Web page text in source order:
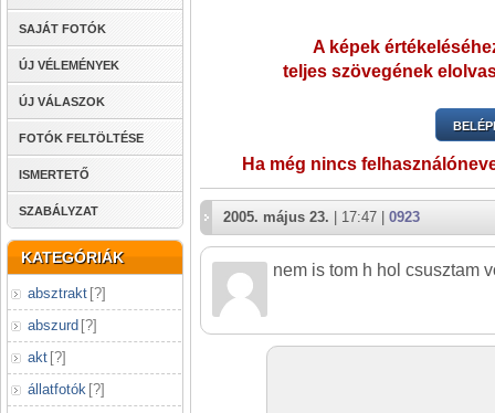
SAJÁT FOTÓK
ÚJ VÉLEMÉNYEK
ÚJ VÁLASZOK
FOTÓK FELTÖLTÉSE
ISMERTETŐ
SZABÁLYZAT
KATEGÓRIÁK
absztrakt [?]
abszurd [?]
akt [?]
állatfotók [?]
A képek
teljes szövegének
Ha még nincs
2005. május 23. | 17:47 | 0923
nem is tom h hol csusztam